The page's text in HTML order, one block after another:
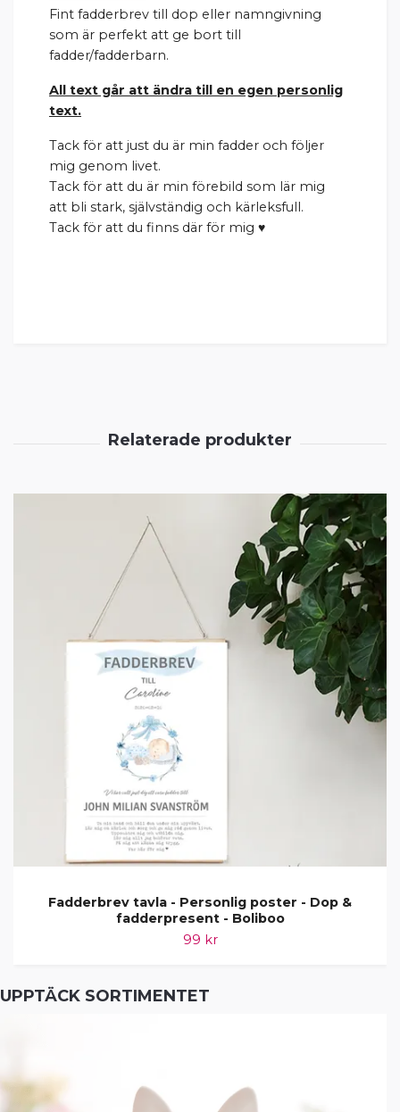
UPPTÄCK SORTIMENTET
Fint fadderbrev till dop eller namngivning
som är perfekt att ge bort till
fadder/fadderbarn.
All text går att ändra till en egen personlig
text.
Tack för att just du är min fadder och följer
mig genom livet.
Tack för att du är min förebild som lär mig
att bli stark, självständig och kärleksfull.
Tack för att du finns där för mig ♥
Fadderbrev tavla - Personlig poster - Dop &
fadderpresent - Boliboo
99 kr